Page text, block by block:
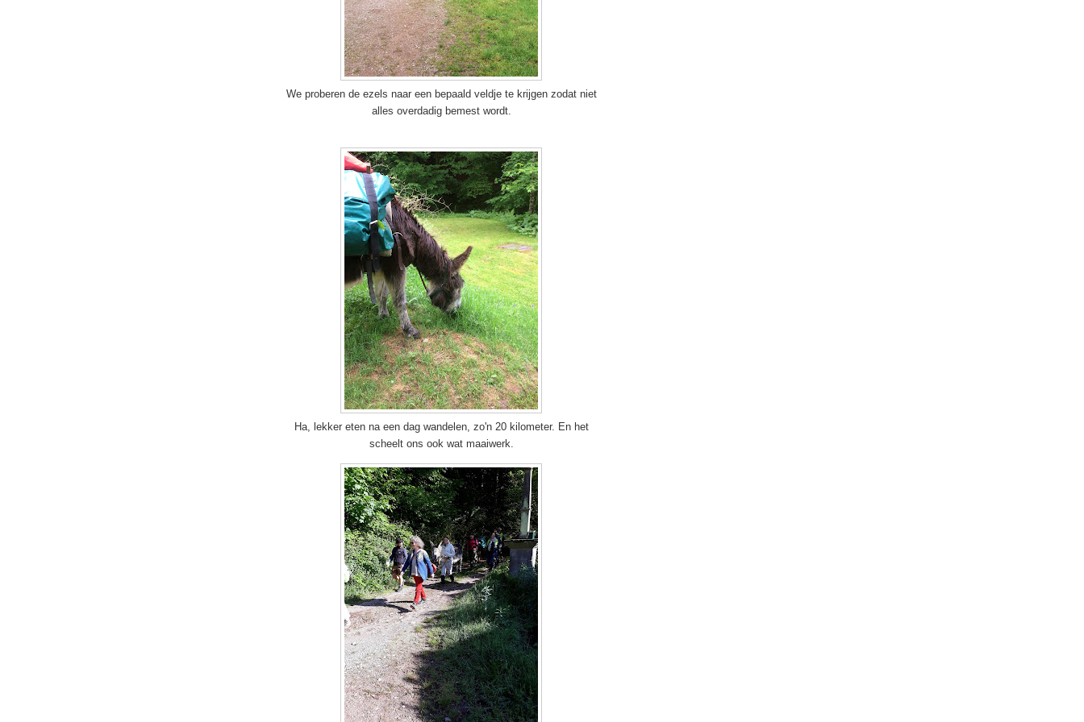
We proberen de ezels naar een bepaald veldje te krijgen zodat niet
alles overdadig bemest wordt.
Ha, lekker eten na een dag wandelen, zo'n 20 kilometer. En het
scheelt ons ook wat maaiwerk.